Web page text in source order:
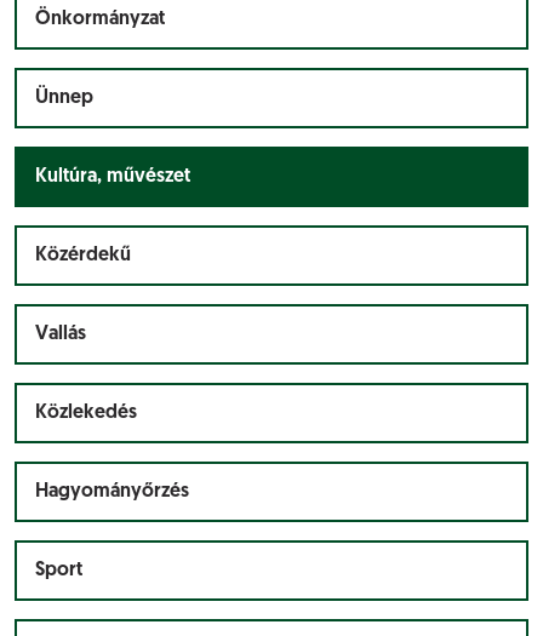
Önkormányzat
Ünnep
Kultúra, művészet
Közérdekű
Vallás
Közlekedés
Hagyományőrzés
Sport